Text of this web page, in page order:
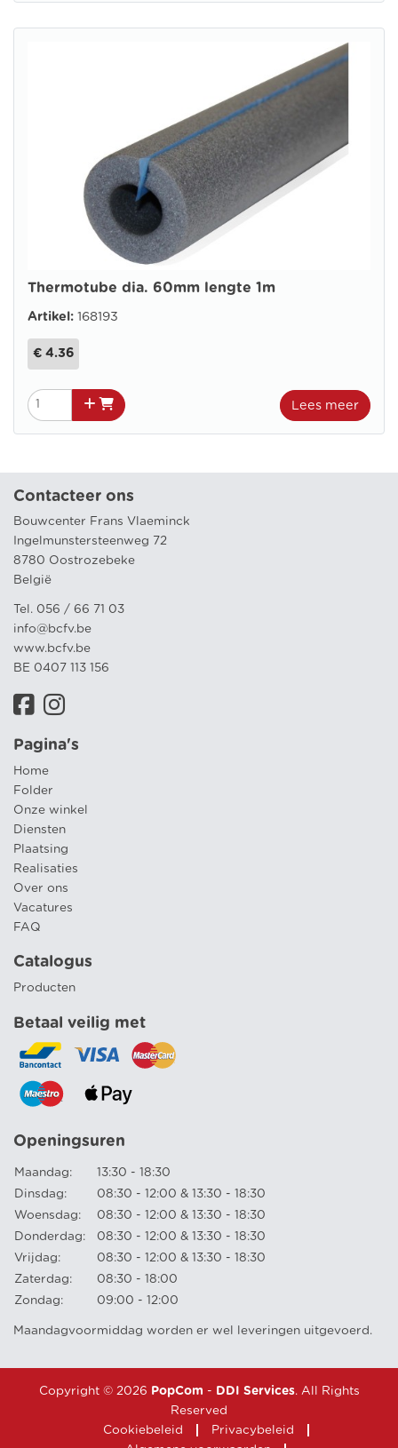
Thermotube dia. 60mm lengte 1m
Artikel: 168193
€ 4.36
Lees meer
Contacteer ons
Bouwcenter Frans Vlaeminck
Ingelmunstersteenweg 72
8780 Oostrozebeke
België
Tel. 056 / 66 71 03
info@bcfv.be
www.bcfv.be
BE 0407 113 156
Pagina's
Home
Folder
Onze winkel
Diensten
Plaatsing
Realisaties
Over ons
Vacatures
FAQ
Catalogus
Producten
Betaal veilig met
Openingsuren
Maandag:
13:30 - 18:30
Dinsdag:
08:30 - 12:00 & 13:30 - 18:30
Woensdag:
08:30 - 12:00 & 13:30 - 18:30
Donderdag:
08:30 - 12:00 & 13:30 - 18:30
Vrijdag:
08:30 - 12:00 & 13:30 - 18:30
Zaterdag:
08:30 - 18:00
Zondag:
09:00 - 12:00
Maandagvoormiddag worden er wel leveringen uitgevoerd.
Copyright © 2026 PopCom - DDI Services. All Rights
Reserved
Cookiebeleid
Privacybeleid